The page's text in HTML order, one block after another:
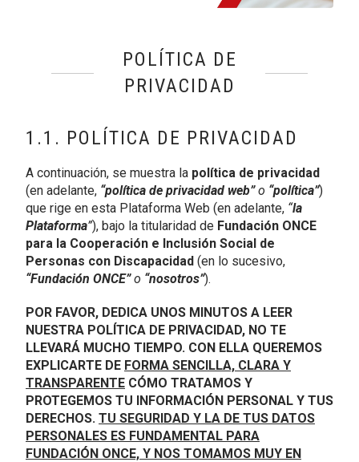
POLÍTICA DE
PRIVACIDAD
1.1. POLÍTICA DE PRIVACIDAD
A continuación, se muestra la política de privacidad
(en adelante, “política de privacidad web”o “política”)
que rige en esta Plataforma Web (en adelante, “la
Plataforma”), bajo la titularidad de Fundación ONCE
para la Cooperación e Inclusión Social de
Personas con Discapacidad (en lo sucesivo,
“Fundación ONCE”o “nosotros”).
POR FAVOR, DEDICA UNOS MINUTOS A LEER
NUESTRA POLÍTICA DE PRIVACIDAD, NO TE
LLEVARÁ MUCHO TIEMPO. CON ELLA QUEREMOS
EXPLICARTE DE FORMA SENCILLA, CLARA Y
TRANSPARENTE CÓMO TRATAMOS Y
PROTEGEMOS TU INFORMACIÓN PERSONAL Y TUS
DERECHOS. TU SEGURIDAD Y LA DE TUS DATOS
PERSONALES ES FUNDAMENTAL PARA
FUNDACIÓN ONCE, Y NOS TOMAMOS MUY EN